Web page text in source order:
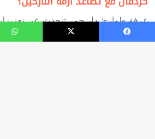
فيسبوك ‫X واتساب